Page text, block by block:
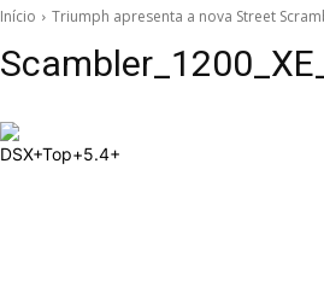
Início Triumph apresenta a nova Street